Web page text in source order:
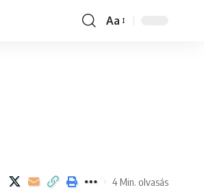
Font
Aa
4 Min. olvasás